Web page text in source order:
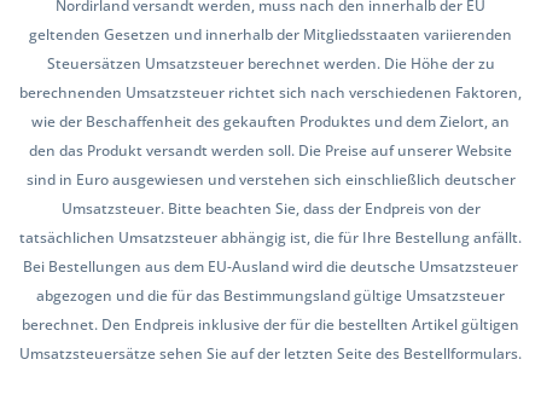
Nordirland versandt werden, muss nach den innerhalb der EU
geltenden Gesetzen und innerhalb der Mitgliedsstaaten variierenden
Steuersätzen Umsatzsteuer berechnet werden. Die Höhe der zu
berechnenden Umsatzsteuer richtet sich nach verschiedenen Faktoren,
wie der Beschaffenheit des gekauften Produktes und dem Zielort, an
den das Produkt versandt werden soll. Die Preise auf unserer Website
sind in Euro ausgewiesen und verstehen sich einschließlich deutscher
Umsatzsteuer. Bitte beachten Sie, dass der Endpreis von der
tatsächlichen Umsatzsteuer abhängig ist, die für Ihre Bestellung anfällt.
Bei Bestellungen aus dem EU-Ausland wird die deutsche Umsatzsteuer
abgezogen und die für das Bestimmungsland gültige Umsatzsteuer
berechnet. Den Endpreis inklusive der für die bestellten Artikel gültigen
Umsatzsteuersätze sehen Sie auf der letzten Seite des Bestellformulars.